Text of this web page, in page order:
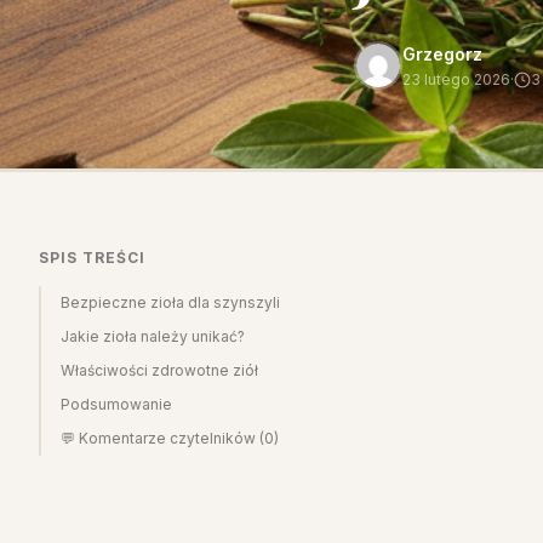
Grzegorz
23 lutego 2026·
SPIS TREŚCI
Bezpieczne zioła dla szynszyli
Jakie zioła należy unikać?
Właściwości zdrowotne ziół
Podsumowanie
💬 Komentarze czytelników (0)